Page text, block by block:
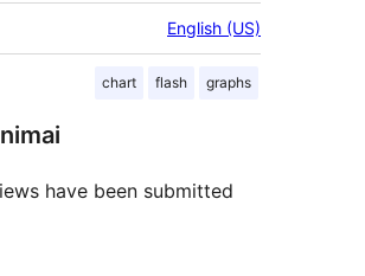
English (US)
chart flash graphs
have been submitted